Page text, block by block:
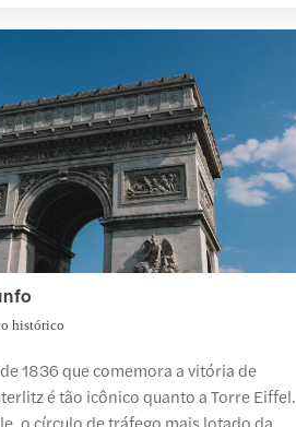
histórico
1836 que comemora a vitória de
é tão icônico quanto a Torre Eiffel.
o círculo de tráfego mais lotado da